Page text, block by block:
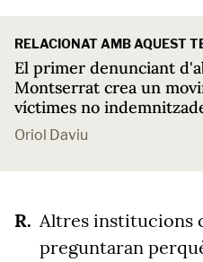
RELACIONAT AMB AQUEST
El primer denunciant
Montserrat crea un
víctimes no
Oriol Daviu
Altres institucions
preguntaran